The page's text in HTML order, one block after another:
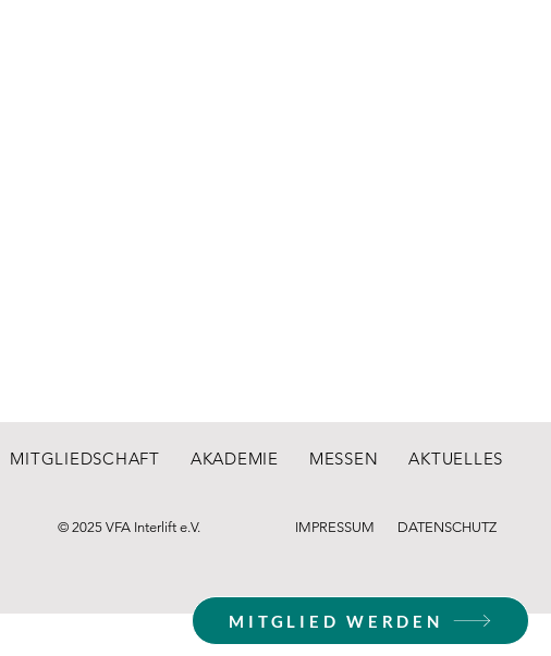
MITGLIED WERDEN
MITGLIEDSCHAFT AKADEMIE MESSEN AKTUELLES
© 2025 VFA Interlift e.V. IMPRESSUM DATENSCHUTZ